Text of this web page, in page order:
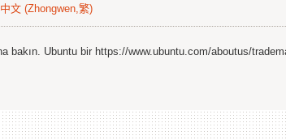
中文 (Zhongwen,繁)
bakın. Ubuntu bir https://www.ubuntu.com/aboutus/